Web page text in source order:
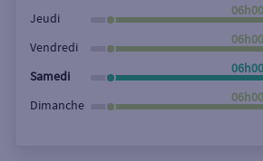
Jeudi
Vendredi
Samedi
Dimanche